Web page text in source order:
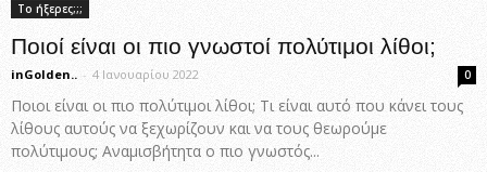
Το ήξερες;;;
Ποιοί είναι οι πιο γνωστοί πολύτιμοι λίθοι;
inGolden.. - 4 Ιανουαρίου 2022 0
Ποιοι είναι οι πιο πολύτιμοι λίθοι; Τι είναι αυτό που κάνει τους
λίθους αυτούς να ξεχωρίζουν και να τους θεωρούμε
πολύτιμους; Αναμισβήτητα ο πιο γνωστός...